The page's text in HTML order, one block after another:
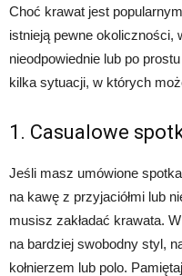
Choć krawat jest
istnieją pewne okoliczności,
nieodpowiednie lub po
kilka sytuacji, w których
1. Casualowe
Jeśli masz umówione
na kawę z przyjaciółmi lub
musisz zakładać krawata.
na bardziej swobodny styl,
kołnierzem lub polo.